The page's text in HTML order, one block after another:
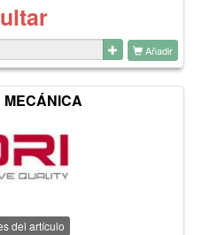
Añadir
MECÁNICA
del artículo